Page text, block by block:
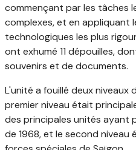
commençant par les tâches
complexes, et en appliquant
technologiques les plus
ont exhumé 11 dépouilles,
souvenirs et de documents.
L'unité a fouillé deux niveaux
premier niveau était
des principales unités ayant
de 1968, et le second